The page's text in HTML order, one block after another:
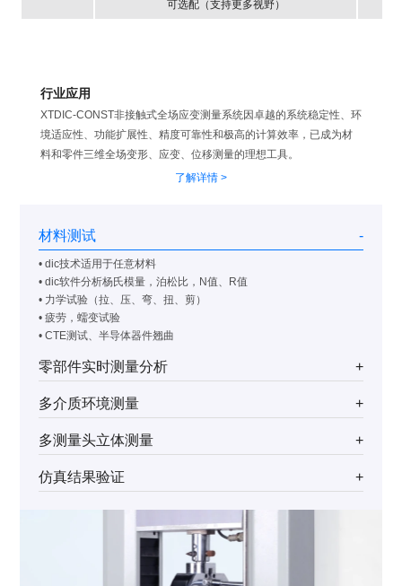
可选配（支持更多视野）
行业应用
XTDIC-CONST非接触式全场应变测量系统因卓越的系统稳定性、环
境适应性、功能扩展性、精度可靠性和极高的计算效率，已成为材
料和零件三维全场变形、应变、位移测量的理想工具。
了解详情 >
-
材料测试
• dic技术适用于任意材料
• dic软件分析杨氏模量，泊松比，N值、R值
• 力学试验（拉、压、弯、扭、剪）
• 疲劳，蠕变试验
• CTE测试、半导体器件翘曲
+
零部件实时测量分析
+
多介质环境测量
+
多测量头立体测量
+
仿真结果验证